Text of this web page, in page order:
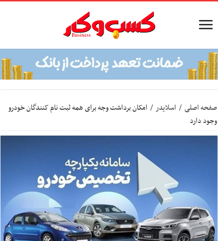
صفحه اصلی / اسلایدر / امکان برداشت وجه برای همه ثبت نام کنندگان خودرو
وجود دارد